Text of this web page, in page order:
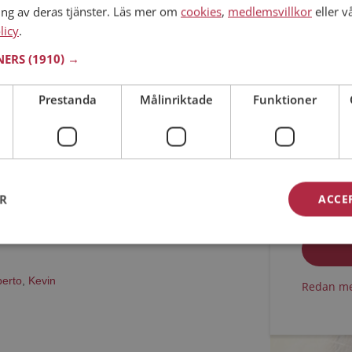
län
med? Som medlem på Mötesplatsen får du
detaljer om alla singlarna.
Kevin
Jag
Jag
Redan
av deras tjänster. Läs mer om cookies, medlemsvillkor eller
.
(1910) →
Prestanda Målinriktade Funktioner